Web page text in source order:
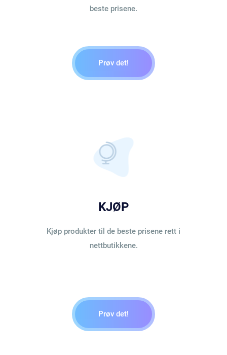
beste prisene.
Prøv det!
KJØP
Kjøp produkter til de beste prisene rett i
nettbutikkene.
Prøv det!